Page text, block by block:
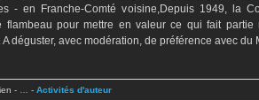
- en Franche-Comté voisine,Depuis 1949, la
flambeau pour mettre en valeur ce qui fait partie
déguster, avec modération, de préférence avec du
- - Activités d'auteur